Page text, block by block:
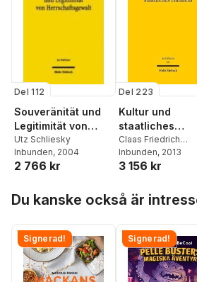
Del 112
Souveränität und
Legitimität von
Herrschaftsgewalt
Utz Schliesky
Inbunden, 2004
2 766 kr
Del 223
Kultur und
staatliches
Handeln
Claas Friedrich
Germelmann
Inbunden, 2013
3 156 kr
Du kanske också är
Signerad! Signerad!